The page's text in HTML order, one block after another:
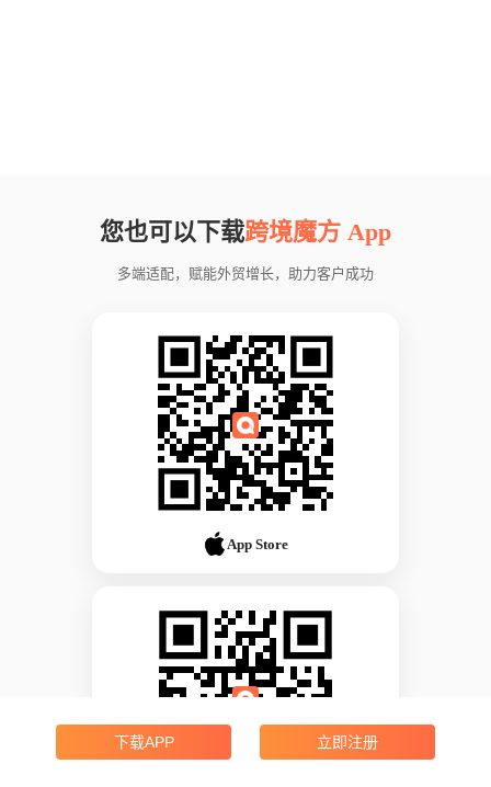
您也可以下载跨境魔方 App
多端适配，赋能外贸增长，助力客户成功
App Store
下载APP 立即注册